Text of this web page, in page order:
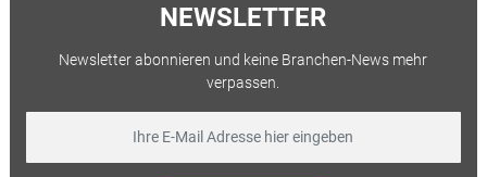
NEWSLETTER
Newsletter abonnieren und keine Branchen-News mehr
verpassen.